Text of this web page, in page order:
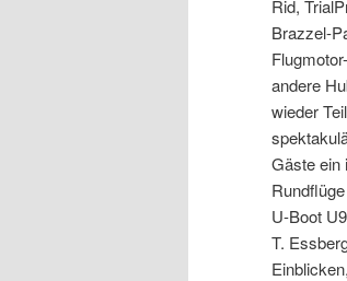
Rid,
Brazzel-
andere
wieder
Gäste ein
U-Boot
T.